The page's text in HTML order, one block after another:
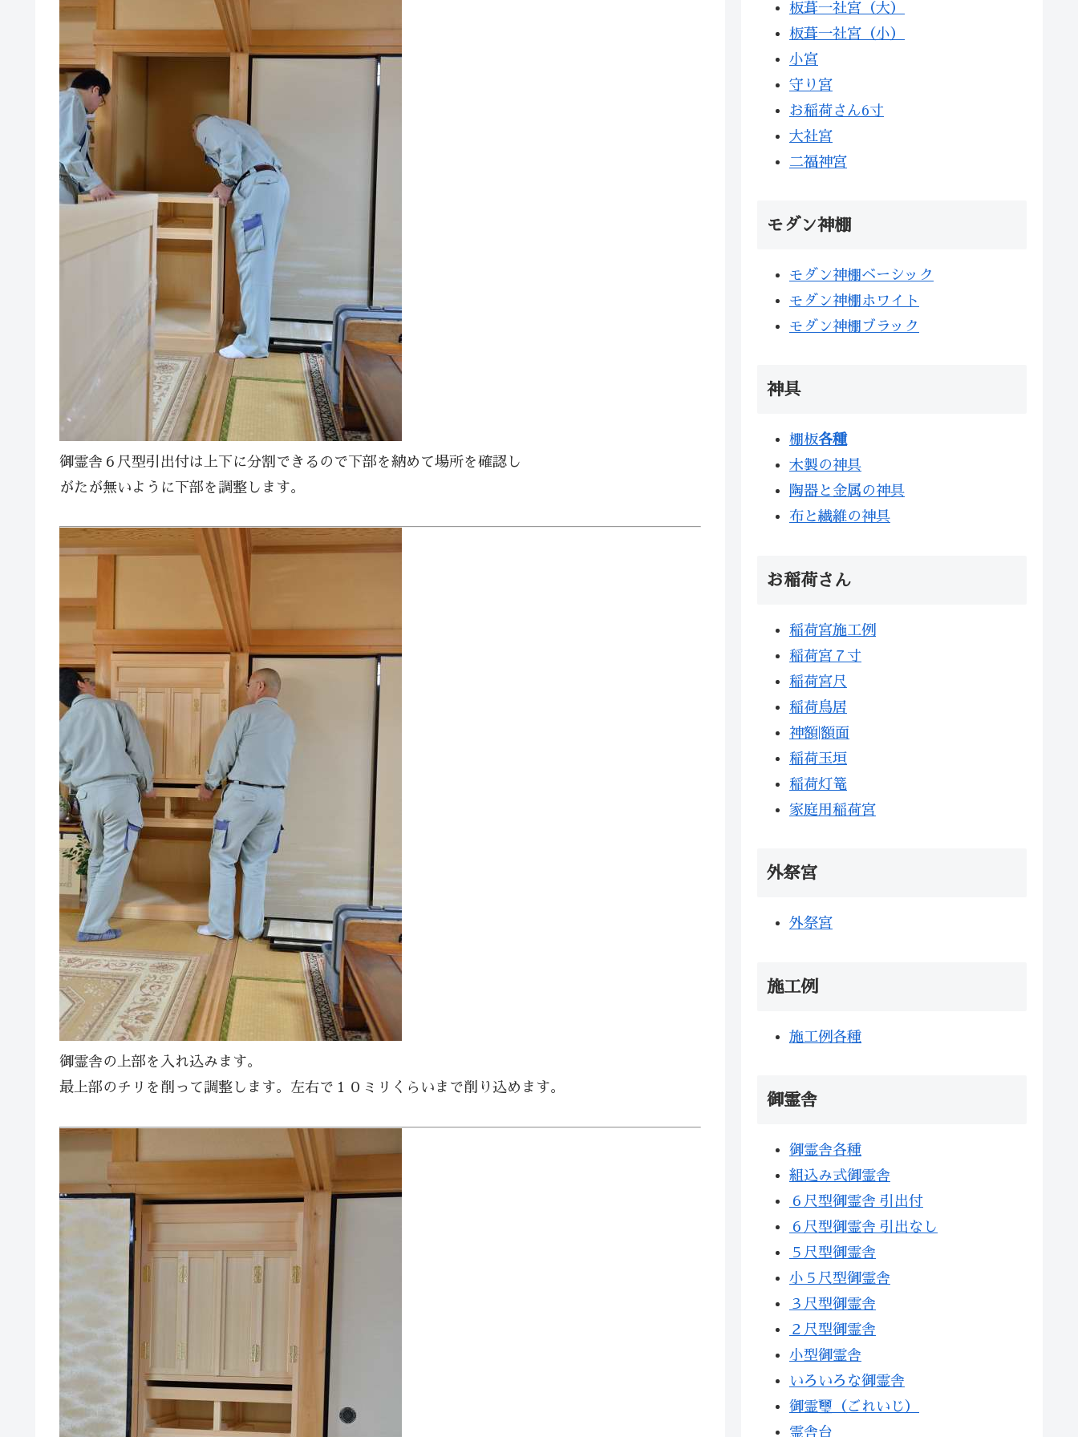
御霊舎６尺型引出付は上下に分割できるので下部を納めて場所を確認し
がたが無いように下部を調整します。
御霊舎の上部を入れ込みます。
最上部のチリを削って調整します。左右で１０ミリくらいまで削り込めます。
板葺一社宮（大）
板葺一社宮（小）
小宮
守り宮
お稲荷さん6寸
大社宮
二福神宮
モダン神棚
モダン神棚ベーシック
モダン神棚ホワイト
モダン神棚ブラック
神具
棚板各種
木製の神具
陶器と金属の神具
布と繊維の神具
お稲荷さん
稲荷宮施工例
稲荷宮７寸
稲荷宮尺
稲荷鳥居
神額|額面
稲荷玉垣
稲荷灯篭
家庭用稲荷宮
外祭宮
外祭宮
施工例
施工例各種
御霊舎
御霊舎各種
組込み式御霊舎
６尺型御霊舎 引出付
６尺型御霊舎 引出なし
５尺型御霊舎
小５尺型御霊舎
３尺型御霊舎
２尺型御霊舎
小型御霊舎
いろいろな御霊舎
御霊璽（ごれいじ）
霊舎台